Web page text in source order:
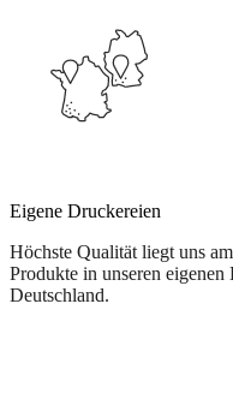
Eigene Druckereien
Höchste Qualität liegt uns
Produkte in unseren
Deutschland.